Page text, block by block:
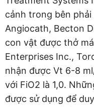
cảnh trong bên
Angiocath, Becton
con vật được thở
Enterprises Inc.,
nhận được Vt 6-8
với FiO2 là 1,0.
được sử dụng để